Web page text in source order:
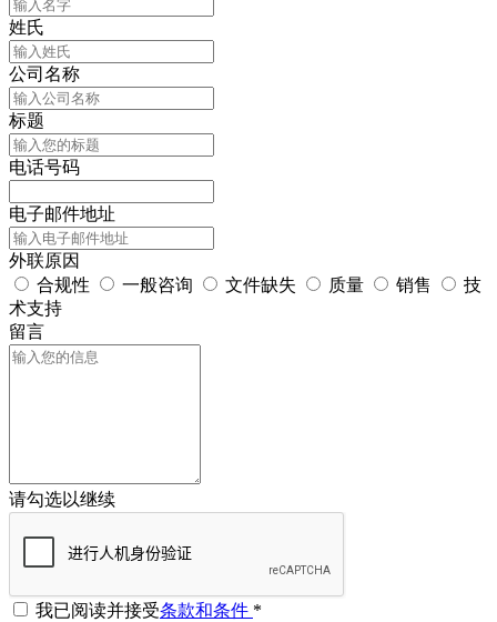
姓氏
公司名称
标题
电话号码
电子邮件地址
外联原因
合规性
一般咨询 文件缺失 质量 销售
技
术支持
留言
请勾选以继续
我已阅读并接受条款和条件 *